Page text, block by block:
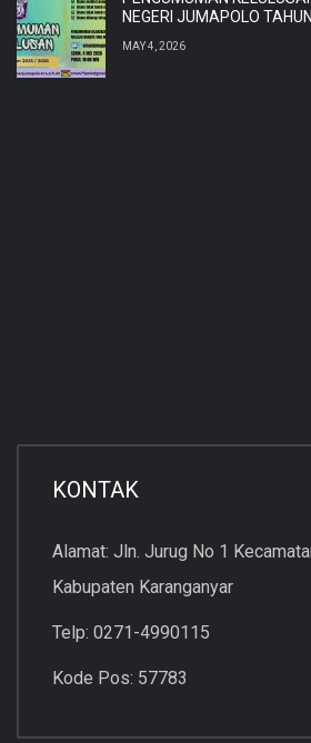
NEGERI JUMAPOLO
MAY 4, 2026
KONTAK
Alamat: Jln. Jurug No 1
Kabupaten Karanganyar
Telp: 0271-4990115
Kode Pos: 57783